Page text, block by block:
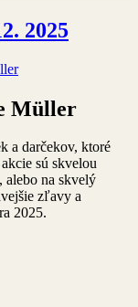
2025
Müller
a darčekov, ktoré
sú skvelou
na skvelý
zľavy a
2025.